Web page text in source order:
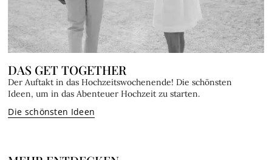
DAS GET TOGETHER
Der Auftakt in das Hochzeitswochenende! Die schönsten
Ideen, um in das Abenteuer Hochzeit zu starten.
Die schönsten Ideen